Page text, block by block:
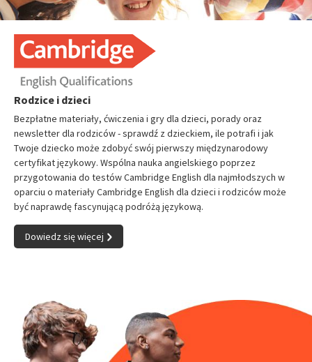
Rodzice i dzieci
Bezpłatne materiały, ćwiczenia i gry dla dzieci, porady oraz
newsletter dla rodziców - sprawdź z dzieckiem, ile potrafi i jak
Twoje dziecko może zdobyć swój pierwszy międzynarodowy
certyfikat językowy. Wspólna nauka angielskiego poprzez
przygotowania do testów Cambridge English dla najmłodszych w
oparciu o materiały Cambridge English dla dzieci i rodziców może
być naprawdę fascynującą podróżą językową.
Dowiedz się więcej